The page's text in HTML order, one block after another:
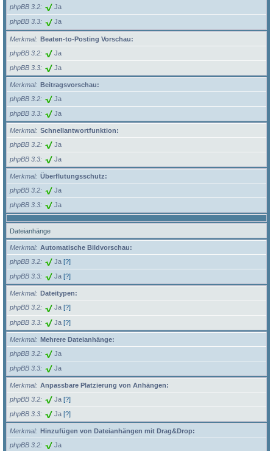
phpBB 3.2
Ja
phpBB 3.3 Ja
Merkmal
Beaten-to-Posting Vorschau:
phpBB 3.2
Ja
phpBB 3.3 Ja
Merkmal
Beitragsvorschau:
phpBB 3.2
Ja
phpBB 3.3 Ja
Merkmal
Schnellantwortfunktion:
phpBB 3.2
Ja
phpBB 3.3 Ja
Merkmal
Überflutungsschutz:
phpBB 3.2
Ja
phpBB 3.3 Ja
Dateianhänge
Merkmal
Automatische Bildvorschau:
phpBB 3.2
Ja [?]
phpBB 3.3 Ja [?]
Merkmal
Dateitypen:
phpBB 3.2
Ja [?]
phpBB 3.3 Ja [?]
Merkmal
Mehrere Dateianhänge:
phpBB 3.2
Ja
phpBB 3.3 Ja
Merkmal
Anpassbare Platzierung von Anhängen:
phpBB 3.2
Ja [?]
phpBB 3.3 Ja [?]
Merkmal
Hinzufügen von Dateianhängen mit Drag&Drop:
phpBB 3.2
Ja